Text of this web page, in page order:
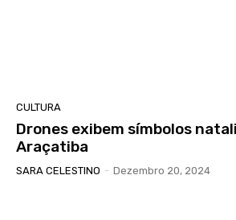
CULTURA
Drones exibem símbolos
Araçatiba
SARA CELESTINO - Dezembro 20, 2024